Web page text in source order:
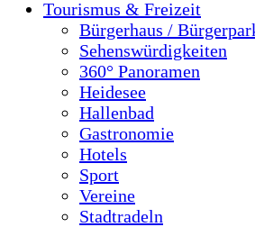
Tourismus & Freizeit
Bürgerhaus /
Sehenswürdigkeiten
360° Panoramen
Heidesee
Hallenbad
Gastronomie
Hotels
Sport
Vereine
Stadtradeln